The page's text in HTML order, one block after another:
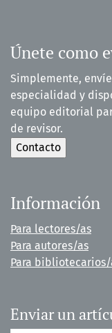
Únete como
Simplemente,
especialidad y
equipo editorial
de revisor.
Información
Para lectores/as
Para autores/as
Para bibliotecarios/
Enviar un